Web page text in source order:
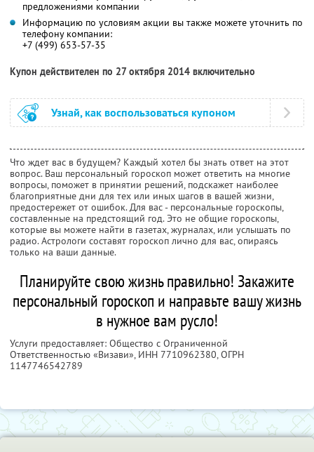
предложениями компании
Информацию по условиям акции вы также можете уточнить по
телефону компании:
+7 (499) 653-57-35
Купон действителен по 27 октября 2014 включительно
Узнай, как воспользоваться купоном
Что ждет вас в будущем? Каждый хотел бы знать ответ на этот
вопрос. Ваш персональный гороскоп может ответить на многие
вопросы, поможет в принятии решений, подскажет наиболее
благоприятные дни для тех или иных шагов в вашей жизни,
предостережет от ошибок. Для вас - персональные гороскопы,
составленные на предстоящий год. Это не общие гороскопы,
которые вы можете найти в газетах, журналах, или услышать по
радио. Астрологи составят гороскоп лично для вас, опираясь
только на ваши данные.
Планируйте свою жизнь правильно! Закажите
персональный гороскоп и направьте вашу жизнь
в нужное вам русло!
Услуги предоставляет: Общество с Ограниченной
Ответственностью «Визави», ИНН 7710962380, ОГРН
1147746542789